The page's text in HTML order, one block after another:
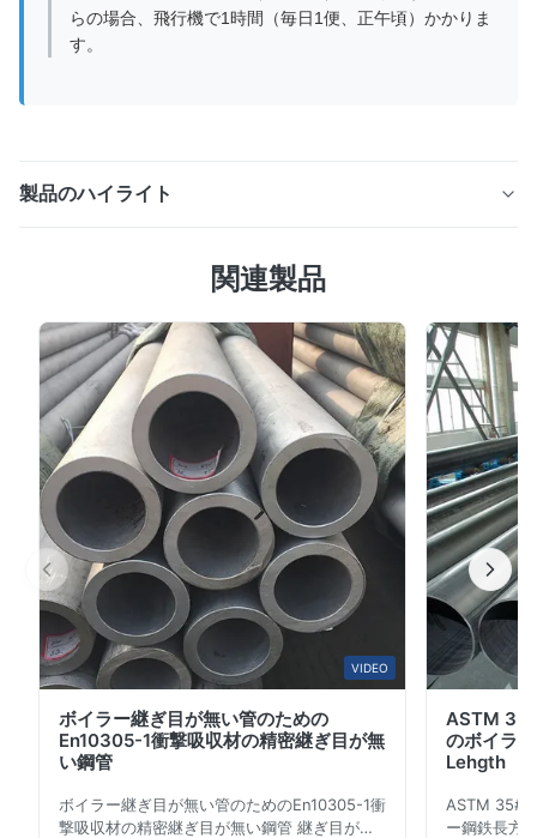
らの場合、飛行機で1時間（毎日1便、正午頃）かかりま
す。
製品のハイライト
びガス サービス用の二相ステンレス鋼管 製品説明 ASTM
計された二相ステンレス鋼管です。硫化水素 (H₂S) を含
む酸っぱいサービス環境。オーステナイト系ステンレス鋼
とフェライト系ステンレス鋼の両方の利点を兼ね備えてお
り、優れた耐食性、高強度、塩化物応力腐食割れに対する
優れた耐性を備えています。 の酸っぱいこの指定は、そ
の材料が石油およびガスの生産環境で一般的に使用される
サワーサービス要件に準拠していることを示し、通常は次
のような規格の要件を...
関連製品
VIDEO
ボイラー継ぎ目が無い管のための
En10305-1衝撃吸収材の精密継ぎ目が無
い鋼管
ボイラー継ぎ目が無い管のためのEn10305-1衝
撃吸収材の精密継ぎ目が無い鋼管 継ぎ目が無
ASTM
のボイラ
Lehgth
ASTM 35#
ー鋼鉄長方